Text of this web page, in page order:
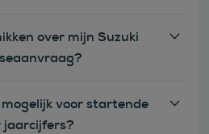
over mijn Suzuki
voor startende
jaarcijfers?